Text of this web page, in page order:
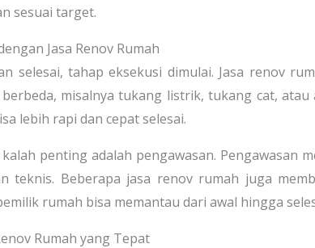
sesuai target.
Jasa Renov Rumah
selesai, tahap eksekusi dimulai. Jasa renov
misalnya tukang listrik, tukang cat,
lebih rapi dan cepat selesai.
penting adalah pengawasan. Pengawasan
teknis. Beberapa jasa renov rumah juga
rumah bisa memantau dari awal hingga
Rumah yang Tepat